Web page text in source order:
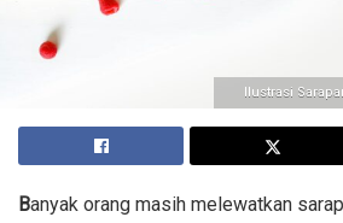
Ilustrasi
Banyak orang masih melewatkan